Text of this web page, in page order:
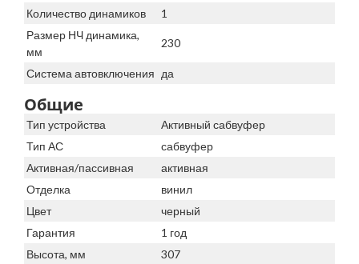
Количество динамиков
1
Размер НЧ динамика,
мм
230
Система автовключения да
Общие
Тип устройства
Активный сабвуфер
Тип АС
сабвуфер
Активная/пассивная
активная
Отделка
винил
Цвет
черный
Гарантия
1 год
Высота, мм
307